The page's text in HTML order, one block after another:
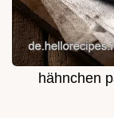
hähnchen